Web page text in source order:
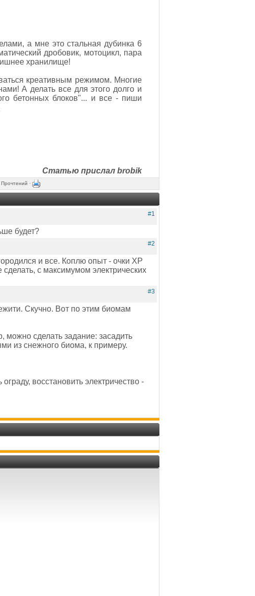
а мне это стальная дубинка 6
дробовик, мотоцикл, пара
хранилище!
креативным режимом. Многие
А делать все для этого долго и
бетонных блоков"... и все - пиши
Статью прислал brobik
Прочтений ·
#1
будет?
#2
и все. Коплю опыт - очки XP
с максимумом электрических
#3
Скучно. Вот по этим биомам
можно сделать задание: засадить
из снежного биома, к примеру.
восстановить электричество -